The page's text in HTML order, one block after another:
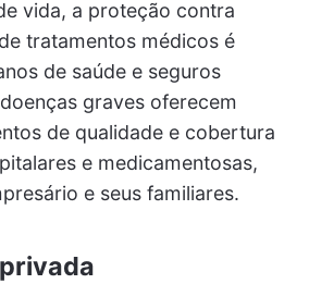
vida, a proteção contra
tratamentos médicos é
de saúde e seguros
graves oferecem
de qualidade e cobertura
e medicamentosas,
e seus familiares.